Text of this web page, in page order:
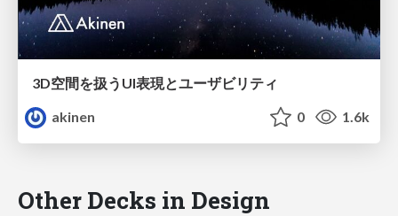
3D空間を扱うUI表現とユーザビリティ
akinen
0 1.6k
Other Decks in Design